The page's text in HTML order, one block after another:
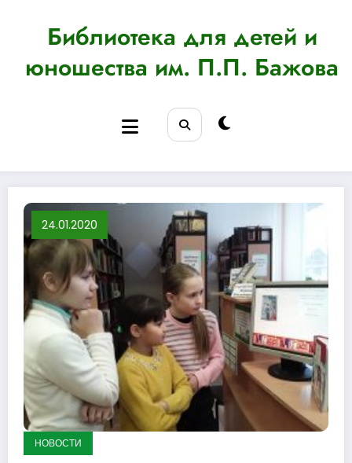
содержимомуБиблиотека для детей и
юношества им. П.П. Бажова
24.01.2020
НОВОСТИ